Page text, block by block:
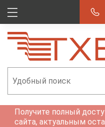
Получите полный
сайта, актуальным